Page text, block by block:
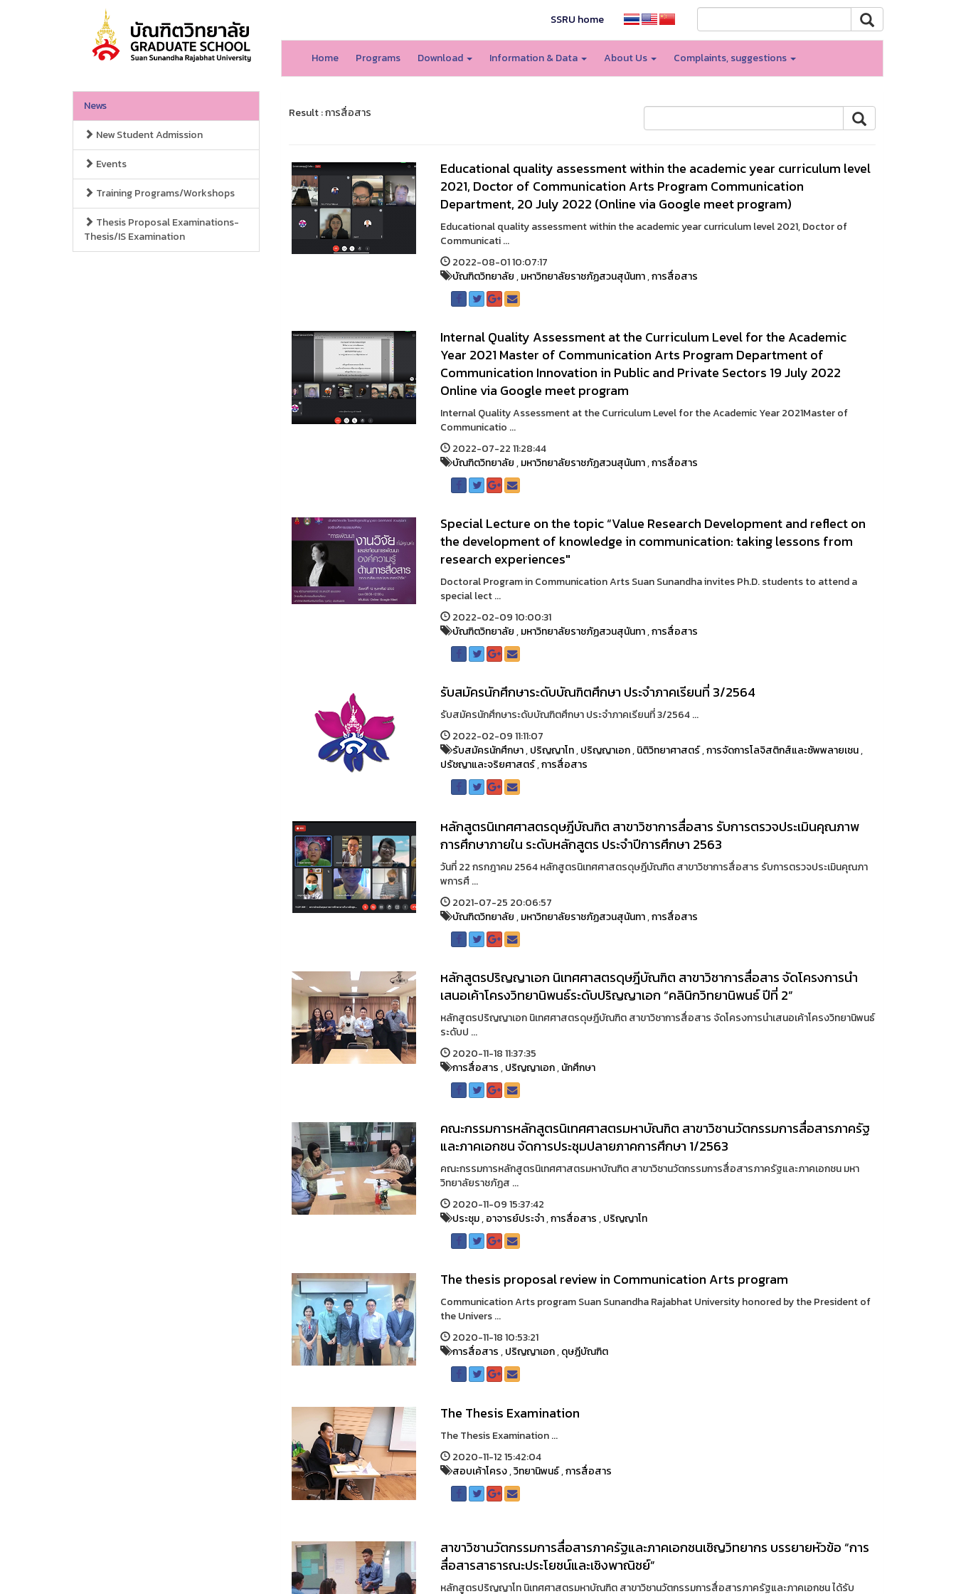
SSRU home
Home Programs Download Information & Data About Us Complaints, suggestions
News
New Student Admission
Events
Training Programs/Workshops
Thesis Proposal Examinations-
Thesis/IS Examination
Result : การสื่อสาร
Educational quality assessment within the academic year curriculum level
2021, Doctor of Communication Arts Program Communication
Department, 20 July 2022 (Online via Google meet program)
Educational quality assessment within the academic year curriculum level 2021, Doctor of
Communicati ...
2022-08-01 10:07:17
บัณฑิตวิทยาลัย,มหาวิทยาลัยราชภัฏสวนสุนันทา,การสื่อสาร
Internal Quality Assessment at the Curriculum Level for the Academic
Year 2021 Master of Communication Arts Program Department of
Communication Innovation in Public and Private Sectors 19 July 2022
Online via Google meet program
Internal Quality Assessment at the Curriculum Level for the Academic Year 2021Master of
Communicatio ...
2022-07-22 11:28:44
บัณฑิตวิทยาลัย,มหาวิทยาลัยราชภัฏสวนสุนันทา,การสื่อสาร
Special Lecture on the topic “Value Research Development and reflect on
the development of knowledge in communication: taking lessons from
research experiences"
Doctoral Program in Communication Arts Suan Sunandha invites Ph.D. students to attend a
special lect ...
2022-02-09 10:00:31
บัณฑิตวิทยาลัย,มหาวิทยาลัยราชภัฏสวนสุนันทา,การสื่อสาร
รับสมัครนักศึกษาระดับบัณฑิตศึกษา ประจําภาคเรียนที่ 3/2564
รับสมัครนักศึกษาระดับบัณฑิตศึกษา ประจําภาคเรียนที่ 3/2564 ...
2022-02-09 11:11:07
รับสมัครนักศึกษา,ปริญญาโท,ปริญญาเอก,นิติวิทยาศาสตร์,การจัดการโลจิสติกส์และซัพพลายเชน,
ปรัชญาและจริยศาสตร์,การสื่อสาร
หลักสูตรนิเทศศาสตรดุษฎีบัณฑิต สาขาวิชาการสื่อสาร รับการตรวจประเมินคุณภาพ
การศึกษาภายใน ระดับหลักสูตร ประจำปีการศึกษา 2563
วันที่ 22 กรกฎาคม 2564 หลักสูตรนิเทศศาสตรดุษฎีบัณฑิต สาขาวิชาการสื่อสาร รับการตรวจประเมินคุณภา
พการศึ ...
2021-07-25 20:06:57
บัณฑิตวิทยาลัย,มหาวิทยาลัยราชภัฏสวนสุนันทา,การสื่อสาร
หลักสูตรปริญญาเอก นิเทศศาสตรดุษฎีบัณฑิต สาขาวิชาการสื่อสาร จัดโครงการนำ
เสนอเค้าโครงวิทยานิพนธ์ระดับปริญญาเอก “คลินิกวิทยานิพนธ์ ปีที่ 2”
หลักสูตรปริญญาเอก นิเทศศาสตรดุษฎีบัณฑิต สาขาวิชาการสื่อสาร จัดโครงการนำเสนอเค้าโครงวิทยานิพนธ์
ระดับป ...
2020-11-18 11:37:35
การสื่อสาร,ปริญญาเอก,นักศึกษา
คณะกรรมการหลักสูตรนิเทศศาสตรมหาบัณฑิต สาขาวิชานวัตกรรมการสื่อสารภาครัฐ
และภาคเอกชน จัดการประชุมปลายภาคการศึกษา 1/2563
คณะกรรมการหลักสูตรนิเทศศาสตรมหาบัณฑิต สาขาวิชานวัตกรรมการสื่อสารภาครัฐและภาคเอกชน มหา
วิทยาลัยราชภัฏส ...
2020-11-09 15:37:42
ประชุม,อาจารย์ประจำ,การสื่อสาร,ปริญญาโท
The thesis proposal review in Communication Arts program
Communication Arts program Suan Sunandha Rajabhat University honored by the President of
the Univers ...
2020-11-18 10:53:21
การสื่อสาร,ปริญญาเอก,ดุษฎีบัณฑิต
The Thesis Examination
The Thesis Examination ...
2020-11-12 15:42:04
สอบเค้าโครง,วิทยานิพนธ์,การสื่อสาร
สาขาวิชานวัตกรรมการสื่อสารภาครัฐและภาคเอกชนเชิญวิทยากร บรรยายหัวข้อ “การ
สื่อสารสาธารณะประโยชน์และเชิงพาณิชย์”
หลักสูตรปริญญาโท นิเทศศาสตรมหาบัณฑิต สาขาวิชานวัตกรรมการสื่อสารภาครัฐและภาคเอกชน ได้รับ